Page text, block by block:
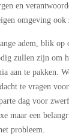
en
omgeving
adem, blik
zullen zijn om
aan te pakken.
te vragen
dag voor
maar een
probleem.